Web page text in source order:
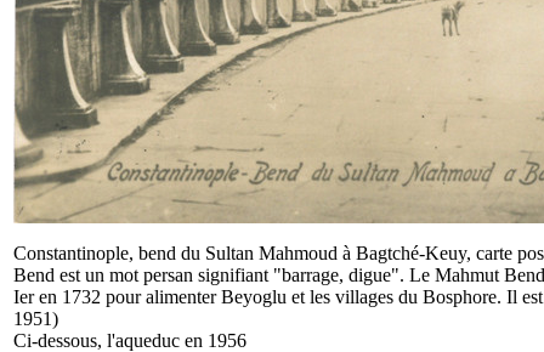
Constantinople, bend du Sultan Mahmoud à Bagtché-Keuy, carte
Bend est un mot persan signifiant "barrage, digue". Le Mahmut
Ier en 1732 pour alimenter Beyoglu et les villages du Bosphore. Il
1951)
Ci-dessous, l'aqueduc en 1956